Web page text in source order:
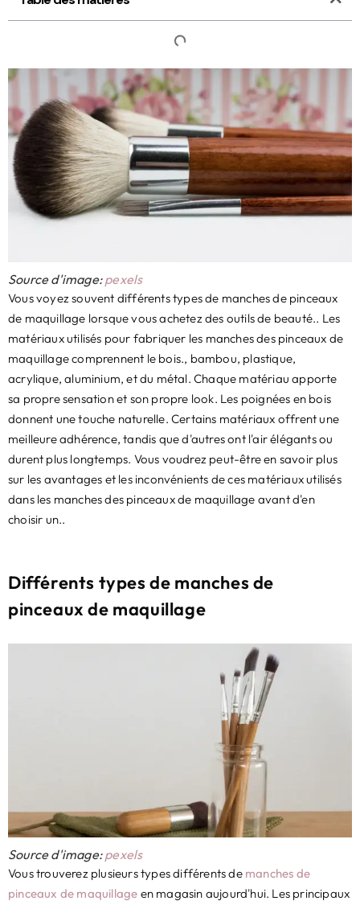
Source d'image:pexels
Vous voyez souvent différents types de manches de pinceaux
de maquillage lorsque vous achetez des outils de beauté.. Les
matériaux utilisés pour fabriquer les manches des pinceaux de
maquillage comprennent le bois., bambou, plastique,
acrylique, aluminium, et du métal. Chaque matériau apporte
sa propre sensation et son propre look. Les poignées en bois
donnent une touche naturelle. Certains matériaux offrent une
meilleure adhérence, tandis que d'autres ont l'air élégants ou
durent plus longtemps. Vous voudrez peut-être en savoir plus
sur les avantages et les inconvénients de ces matériaux utilisés
dans les manches des pinceaux de maquillage avant d'en
choisir un..
Différents types de manches de
pinceaux de maquillage
Source d'image:pexels
Vous trouverez plusieurs types différents de manches de
pinceaux de maquillage en magasin aujourd'hui. Les principaux